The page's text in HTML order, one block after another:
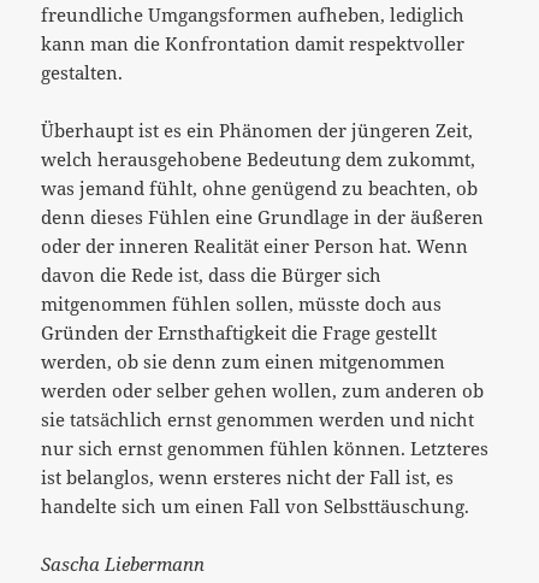
freundliche Umgangsformen aufheben, lediglich
kann man die Konfrontation damit respektvoller
gestalten.
Überhaupt ist es ein Phänomen der jüngeren Zeit,
welch herausgehobene Bedeutung dem zukommt,
was jemand fühlt, ohne genügend zu beachten, ob
denn dieses Fühlen eine Grundlage in der äußeren
oder der inneren Realität einer Person hat. Wenn
davon die Rede ist, dass die Bürger sich
mitgenommen fühlen sollen, müsste doch aus
Gründen der Ernsthaftigkeit die Frage gestellt
werden, ob sie denn zum einen mitgenommen
werden oder selber gehen wollen, zum anderen ob
sie tatsächlich ernst genommen werden und nicht
nur sich ernst genommen fühlen können. Letzteres
ist belanglos, wenn ersteres nicht der Fall ist, es
handelte sich um einen Fall von Selbsttäuschung.
Sascha Liebermann